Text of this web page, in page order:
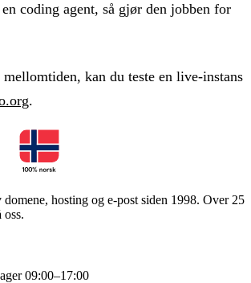
coding agent, så gjør den jobben for
kan du teste en live-instans
.
hosting og e-post siden 1998. Over 25
oss.
09:00–17:00